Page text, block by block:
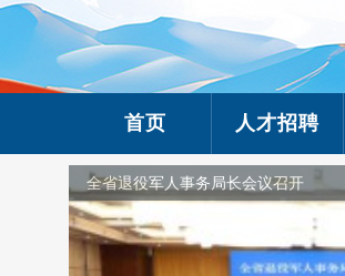
首页 人才招聘
全省退役军人事务局长会议召开